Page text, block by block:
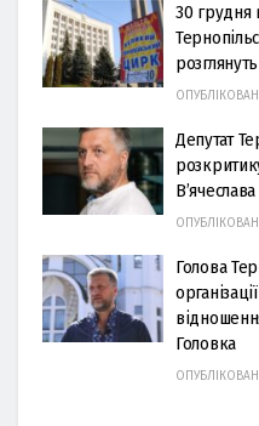
30 грудня
Депутат
Голова
Головка